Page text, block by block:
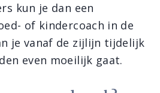
kun je dan een
of kindercoach in de
je vanaf de zijlijn tijdelijk
even moeilijk gaat.